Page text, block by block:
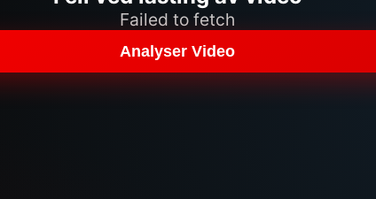
Failed to fetch
Analyser Video